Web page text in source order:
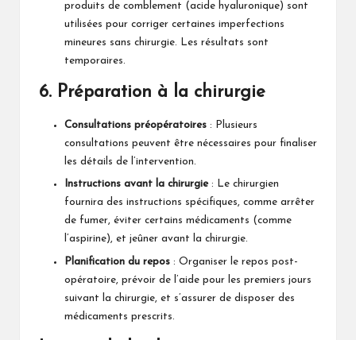
produits de comblement (acide hyaluronique) sont
utilisées pour corriger certaines imperfections
mineures sans chirurgie. Les résultats sont
temporaires.
6. Préparation à la chirurgie
Consultations préopératoires : Plusieurs
consultations peuvent être nécessaires pour finaliser
les détails de l’intervention.
Instructions avant la chirurgie: Le chirurgien
fournira des instructions spécifiques, comme arrêter
de fumer, éviter certains médicaments (comme
l’aspirine), et jeûner avant la chirurgie.
Planification du repos : Organiser le repos post-
opératoire, prévoir de l’aide pour les premiers jours
suivant la chirurgie, et s’assurer de disposer des
médicaments prescrits.